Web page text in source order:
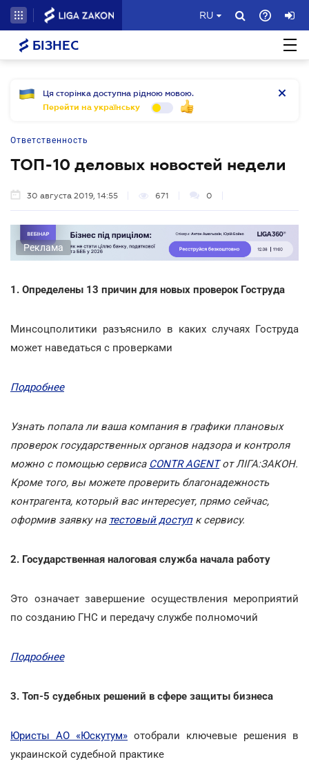
RU
БІЗНЕС
Ця сторінка доступна рідною мовою.
Перейти на українську
Ответственность
ТОП-10 деловых новостей недели
30 августа 2019, 14:55 671 0
Реклама
1. Определены 13 причин для новых проверок Гоструда
Минсоцполитики разъяснило в каких случаях Гоструда
может наведаться с проверками
Подробнее
Узнать попала ли ваша компания в графики плановых
проверок государственных органов надзора и контроля
можно с помощью сервиса CONTR AGENTот ЛІГА:ЗАКОН.
Кроме того, вы можете проверить благонадежность
контрагента, который вас интересует, прямо сейчас,
оформив заявку на тестовый доступк сервису.
2. Государственная налоговая служба начала работу
Это означает завершение осуществления мероприятий
по созданию ГНС и передачу службе полномочий
Подробнее
3. Топ-5 судебных решений в сфере защиты бизнеса
Юристы АО «Юскутум» отобрали ключевые решения в
украинской судебной практике